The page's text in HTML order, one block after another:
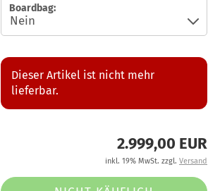
Boardbag:
Dieser Artikel ist nicht mehr
lieferbar.
2.999,00 EUR
inkl. 19% MwSt. zzgl. Versand